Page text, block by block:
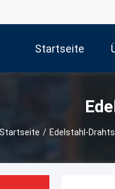
Startseite
Startseite / Edelstahl-